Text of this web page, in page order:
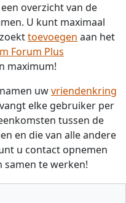
overzicht van de
U kunt maximaal
toevoegen aan het
Forum Plus
maximum!
uwvriendenkring
elke gebruiker per
tussen de
en die van alle andere
u contact opnemen
samen te werken!